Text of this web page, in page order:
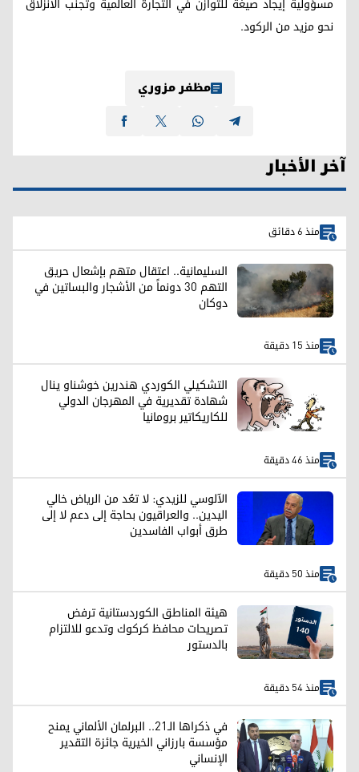
نحو مزيد من الركود.
مظفر مزوري
آخر الأخبار
منذ 6 دقائق
السليمانية.. اعتقال متهم بإشعال حريق
التهم 30 دونماً من الأشجار والبساتين في
دوكان
منذ 15 دقيقة
التشكيلي الكوردي هندرين خوشناو ينال
شهادة تقديرية في المهرجان الدولي
للكاريكاتير برومانيا
منذ 46 دقيقة
الآلوسي للزيدي: لا تعُد من الرياض خالي
اليدين.. والعراقيون بحاجة إلى دعم لا إلى
طرق أبواب الفاسدين
منذ 50 دقيقة
هيئة المناطق الكوردستانية ترفض
تصريحات محافظ كركوك وتدعو للالتزام
بالدستور
منذ 54 دقيقة
في ذكراها الـ21.. البرلمان الألماني يمنح
مؤسسة بارزاني الخيرية جائزة التقدير
الإنساني